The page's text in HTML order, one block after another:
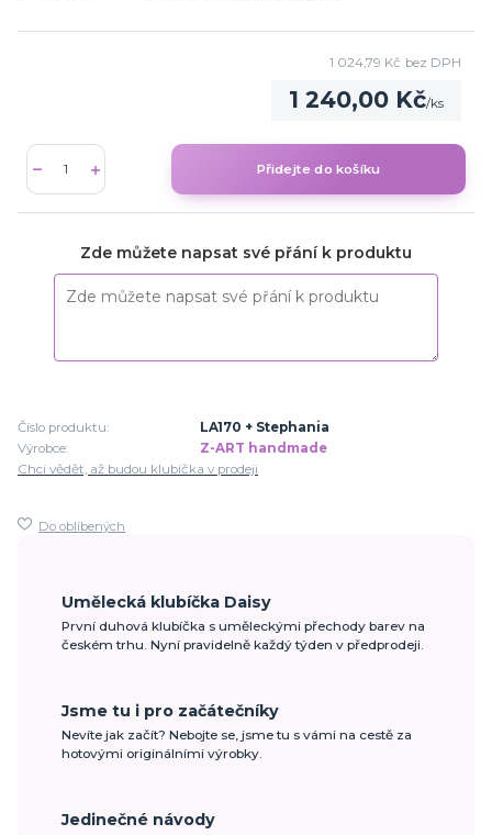
1 240,00 Kč/ks
1 024,79 Kč bez DPH
Přidejte do košíku
Zde můžete napsat své přání k produktu
Číslo produktu:
LA170 + Stephania
Výrobce:
Z-ART handmade
Chci vědět, až budou klubíčka v prodeji
Do oblíbených
Umělecká klubíčka Daisy
První duhová klubíčka s uměleckými přechody barev na
českém trhu. Nyní pravidelně každý týden v předprodeji.
Jsme tu i pro začátečníky
Nevíte jak začít? Nebojte se, jsme tu s vámi na cestě za
hotovými originálními výrobky.
Jedinečné návody